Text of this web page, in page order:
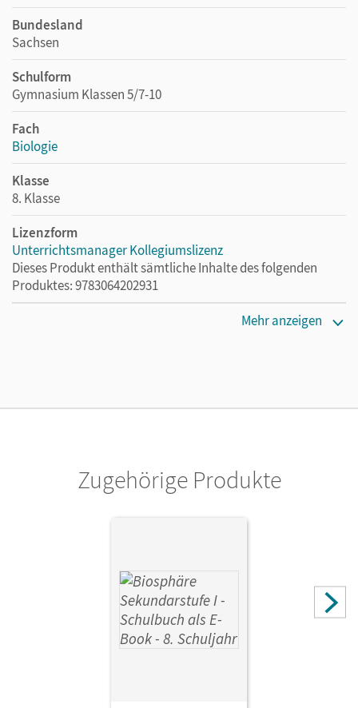
Bundesland
Sachsen
Schulform
Gymnasium Klassen 5/7-10
Fach
Biologie
Klasse
8. Klasse
Lizenzform
Unterrichtsmanager Kollegiumslizenz
Dieses Produkt enthält sämtliche Inhalte des folgenden
Produktes: 9783064202931
Unterrichtsmanagers solange das Lehrwerk erhältlich ist.
Mehr anzeigen
Zugehörige Produkte